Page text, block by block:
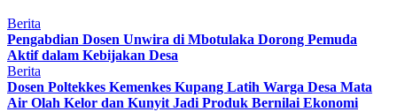
Berita
Pengabdian Dosen Unwira di Mbotulaka Dorong Pemuda
Aktif dalam Kebijakan Desa
Berita
Dosen Poltekkes Kemenkes Kupang Latih Warga Desa Mata
Air Olah Kelor dan Kunyit Jadi Produk Bernilai Ekonomi